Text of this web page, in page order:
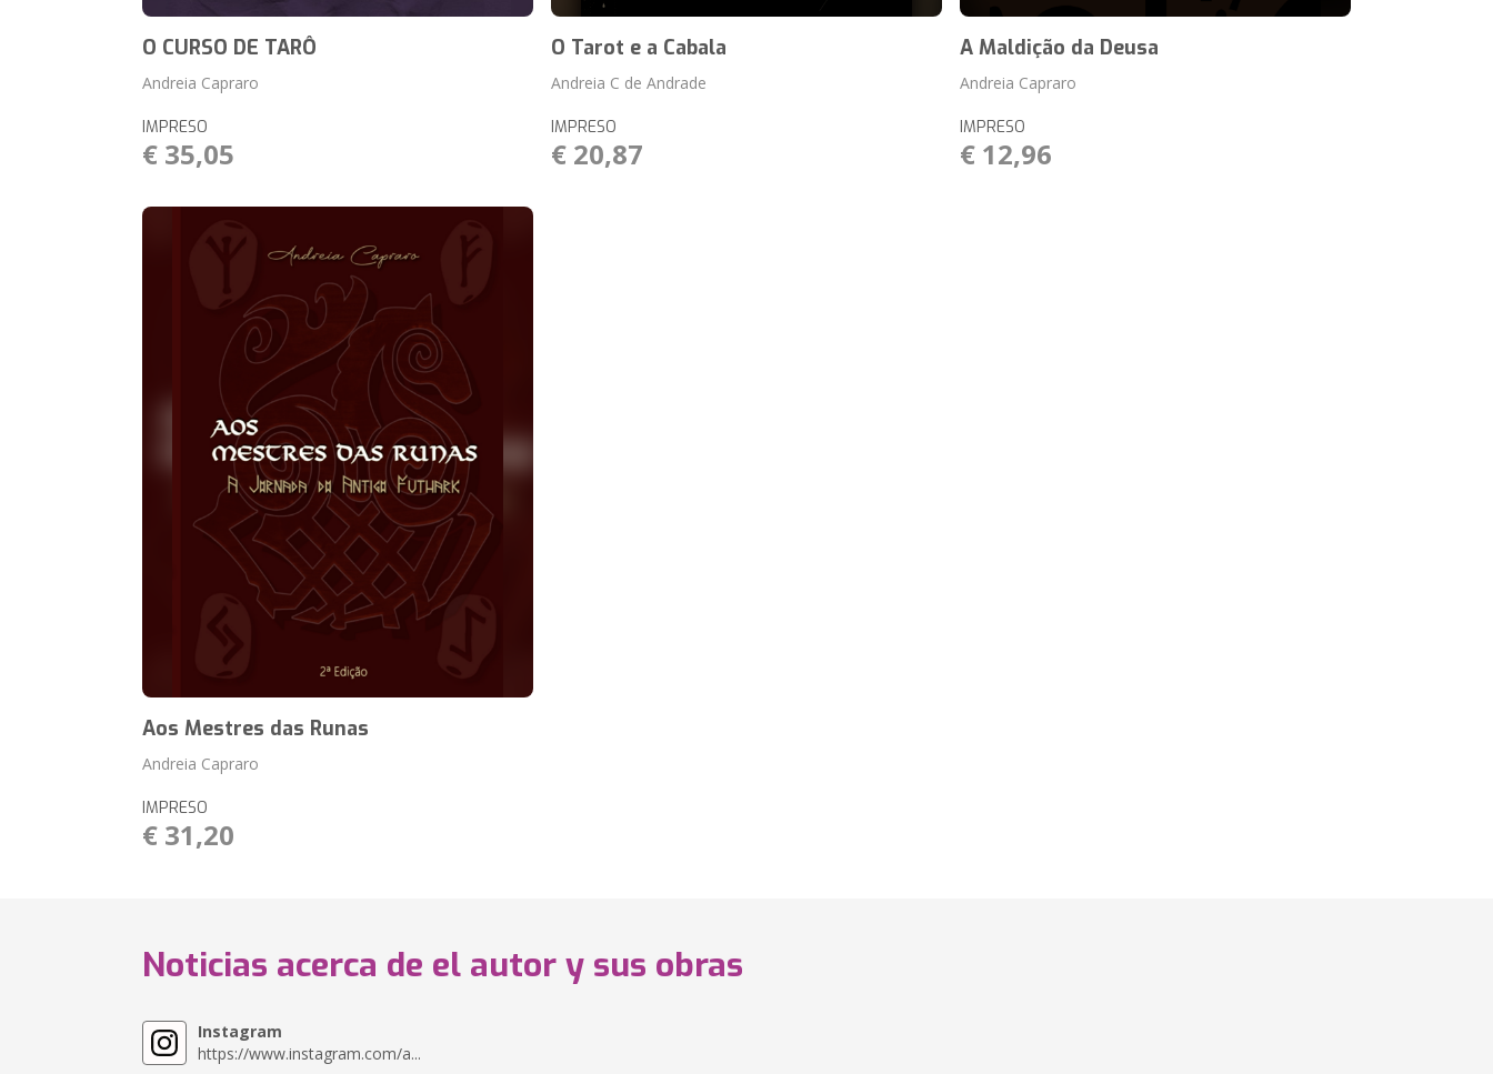
O CURSO DE TARÔ
Andreia Capraro
IMPRESO
€ 35,05
O Tarot e a Cabala
Andreia C de Andrade
IMPRESO
€ 20,87
A Maldição da Deusa
Andreia Capraro
IMPRESO
€ 12,96
Aos Mestres das Runas
Andreia Capraro
IMPRESO
€ 31,20
Noticias acerca de el autor y sus obras
Instagram
https://www.instagram.com/a...